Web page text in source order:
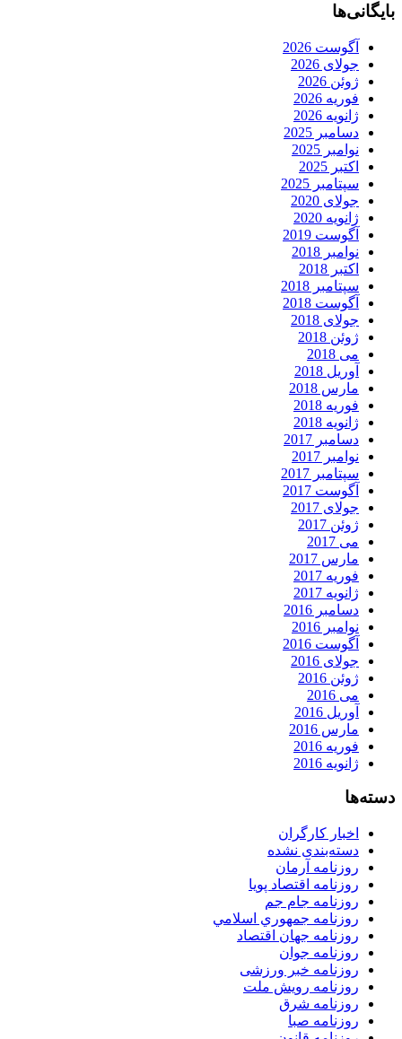
بایگانی‌ها
آگوست 2026
جولای 2026
ژوئن 2026
فوریه 2026
ژانویه 2026
دسامبر 2025
نوامبر 2025
اکتبر 2025
سپتامبر 2025
جولای 2020
ژانویه 2020
آگوست 2019
نوامبر 2018
اکتبر 2018
سپتامبر 2018
آگوست 2018
جولای 2018
ژوئن 2018
می 2018
آوریل 2018
مارس 2018
فوریه 2018
ژانویه 2018
دسامبر 2017
نوامبر 2017
سپتامبر 2017
آگوست 2017
جولای 2017
ژوئن 2017
می 2017
مارس 2017
فوریه 2017
ژانویه 2017
دسامبر 2016
نوامبر 2016
آگوست 2016
جولای 2016
ژوئن 2016
می 2016
آوریل 2016
مارس 2016
فوریه 2016
ژانویه 2016
دسته‌ها
اخبار کارگران
دسته‌بندی نشده
روزنامه آرمان
روزنامه اقتصاد پویا
روزنامه جام جم
روزنامه جمهوري اسلامي
روزنامه جهان اقتصاد
روزنامه جوان
روزنامه خبر ورزشى
روزنامه رویش ملت
روزنامه شرق
روزنامه صبا